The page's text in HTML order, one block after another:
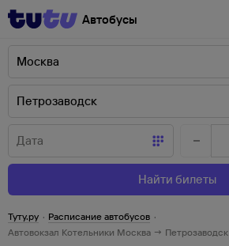
Автобусы
Найти билеты
Туту.ру · Расписание автобусов ·
Автовокзал Котельники Москва → Петрозаводск